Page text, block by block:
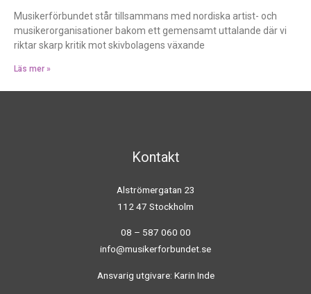
Musikerförbundet står tillsammans med nordiska artist- och
musikerorganisationer bakom ett gemensamt uttalande där vi
riktar skarp kritik mot skivbolagens växande
Läs mer »
Kontakt
Alströmergatan 23
112 47 Stockholm
08 – 587 060 00
info@musikerforbundet.se
Ansvarig utgivare: Karin Inde